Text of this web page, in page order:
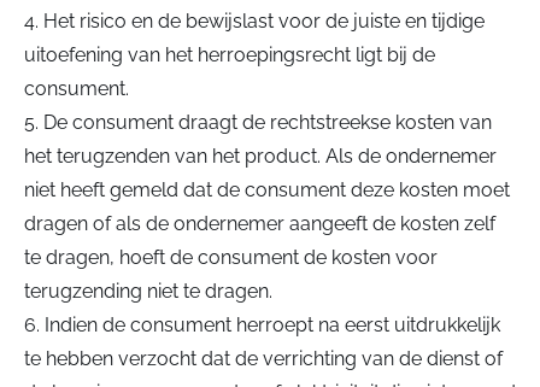
4. Het risico en de bewijslast voor de juiste en tijdige
uitoefening van het herroepingsrecht ligt bij de
consument.
5. De consument draagt de rechtstreekse kosten van
het terugzenden van het product. Als de ondernemer
niet heeft gemeld dat de consument deze kosten moet
dragen of als de ondernemer aangeeft de kosten zelf
te dragen, hoeft de consument de kosten voor
terugzending niet te dragen.
6. Indien de consument herroept na eerst uitdrukkelijk
te hebben verzocht dat de verrichting van de dienst of